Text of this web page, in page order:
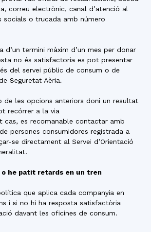
correu electrònic, canal d’atenció al
socials o trucada amb número
d’un termini màxim d’un mes per donar
no és satisfactoria es pot presentar
del servei públic de consum o de
Seguretat Aèria.
de les opcions anteriors doni un resultat
recórrer a la via
cas, es recomanable contactar amb
persones consumidores registrada a
se directament al Servei d’Orientació
o he patit retards en un tren
que aplica cada companyia en
i si no hi ha resposta satisfactòria
davant les oficines de consum.